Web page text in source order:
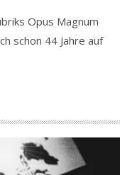
Opus Magnum
schon 44 Jahre auf